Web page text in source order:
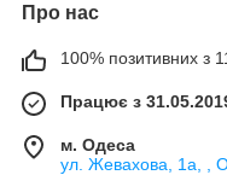
Про нас
100% позитивних з
Працює з
м. Одеса
ул. Жевахова, 1a, ,